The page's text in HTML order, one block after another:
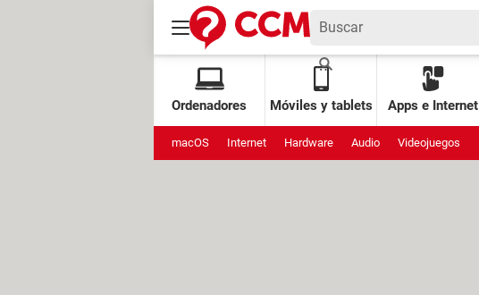
Ordenadores Móviles y tablets Apps e Internet
macOS Internet Hardware Audio Videojuegos